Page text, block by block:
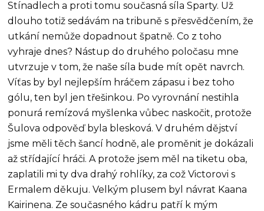
Stínadlech a proti tomu současná síla Sparty. Už
dlouho totiž sedávám na tribuně s přesvědčením, že
utkání nemůže dopadnout špatně. Co z toho
vyhraje dnes? Nástup do druhého poločasu mne
utvrzuje v tom, že naše síla bude mít opět navrch.
Víťas by byl nejlepším hráčem zápasu i bez toho
gólu, ten byl jen třešinkou. Po vyrovnání nestihla
ponurá remízová myšlenka vůbec naskočit, protože
Šulova odpověď byla blesková. V druhém dějství
jsme měli těch šancí hodně, ale proměnit je dokázali
až střídající hráči. A protože jsem měl na tiketu oba,
zaplatili mi ty dva drahý rohlíky, za což Victorovi s
Ermalem děkuju. Velkým plusem byl návrat Kaana
Kairinena. Ze současného kádru patří k mým